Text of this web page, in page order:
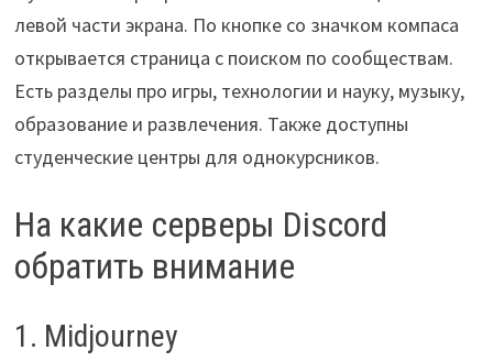
левой части экрана. По кнопке со значком компаса
открывается страница с поиском по сообществам.
Есть разделы про игры, технологии и науку, музыку,
образование и развлечения. Также доступны
студенческие центры для однокурсников.
На какие серверы Discord
обратить внимание
1. Midjourney